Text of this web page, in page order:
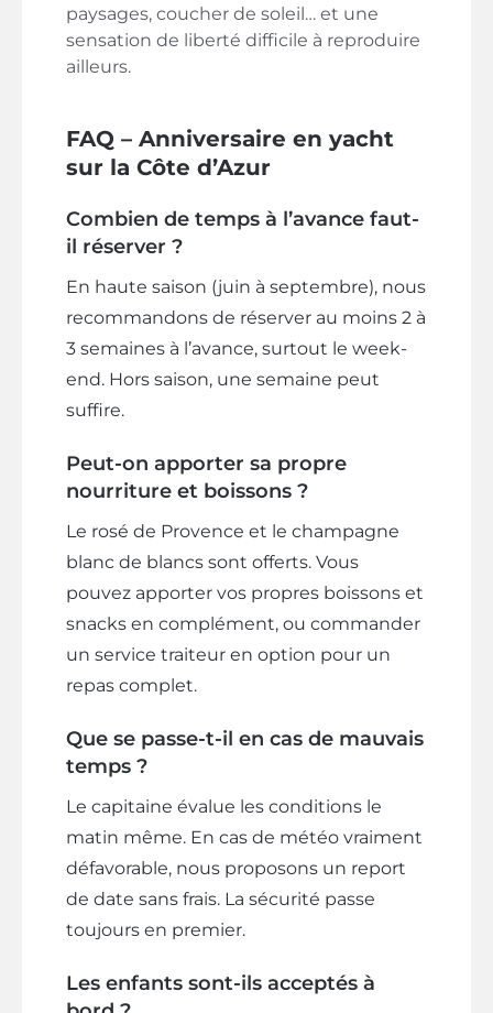
paysages, coucher de soleil… et une
sensation de liberté difficile à reproduire
ailleurs.
FAQ – Anniversaire en yacht
sur la Côte d’Azur
Combien de temps à l’avance faut-
il réserver ?
En haute saison (juin à septembre), nous
recommandons de réserver au moins 2 à
3 semaines à l’avance, surtout le week-
end. Hors saison, une semaine peut
suffire.
Peut-on apporter sa propre
nourriture et boissons ?
Le rosé de Provence et le champagne
blanc de blancs sont offerts. Vous
pouvez apporter vos propres boissons et
snacks en complément, ou commander
un service traiteur en option pour un
repas complet.
Que se passe-t-il en cas de mauvais
temps ?
Le capitaine évalue les conditions le
matin même. En cas de météo vraiment
défavorable, nous proposons un report
de date sans frais. La sécurité passe
toujours en premier.
Les enfants sont-ils acceptés à